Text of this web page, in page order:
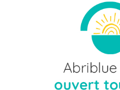
Eau bleue et conscience verte
Les volets immergés
Les tabliers